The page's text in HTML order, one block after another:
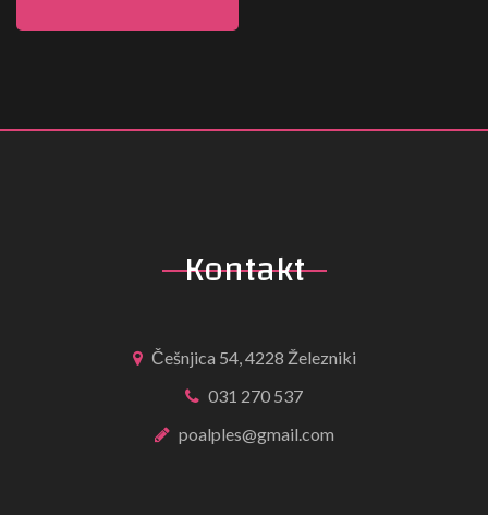
Kontakt
Češnjica 54, 4228 Železniki
031 270 537
poalples@gmail.com